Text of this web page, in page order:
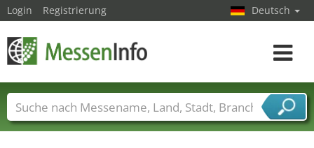
Login Registrierung Deutsch
Toggle
Messenamen Länder Städte
Branchen